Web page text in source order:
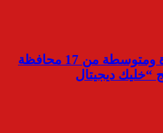
رواد النيل: 79 شركة صغيرة ومتوسطة من 17 محافظة
“خليك ديجيتال